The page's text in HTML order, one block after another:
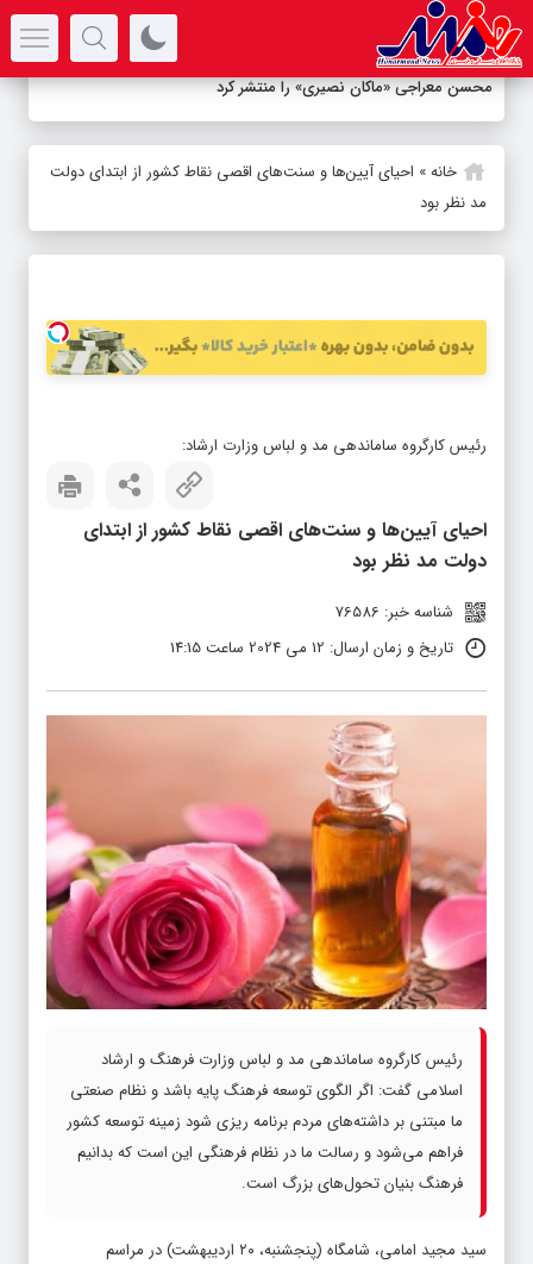
محسن معراجی «ماکان نصیری» را منتشر کرد
خانه» احیای آیین‌ها و سنت‌های اقصی نقاط کشور از ابتدای دولت
مد نظر بود
رئیس کارگروه ساماندهی مد و لباس وزارت ارشاد:
احیای آیین‌ها و سنت‌های اقصی نقاط کشور از ابتدای
دولت مد نظر بود
شناسه خبر: 76586
تاریخ و زمان ارسال: 12 می 2024 ساعت 14:15
رئیس کارگروه ساماندهی مد و لباس وزارت فرهنگ و ارشاد
اسلامی گفت: اگر الگوی توسعه فرهنگ پایه باشد و نظام صنعتی
ما مبتنی بر داشته‌های مردم برنامه ریزی شود زمینه توسعه کشور
فراهم می‌شود و رسالت ما در نظام فرهنگی این است که بدانیم
فرهنگ بنیان تحول‌های بزرگ است.
سید مجید امامی، شامگاه (پنجشنبه، ۲۰ اردیبهشت) در مراسم